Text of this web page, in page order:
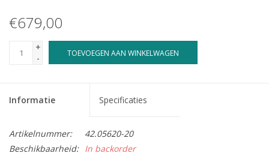
€679,00
+
-
TOEVOEGEN AAN WINKELWAGEN
Informatie Specificaties
Artikelnummer:
42.05620-20
Beschikbaarheid: In backorder